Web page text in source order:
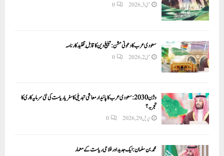
مئی 3, 2026 0
سعودی عرب کا دعوتی مشن: تبلیغ دین کا قابلِ تقلید کارنامہ
مئی 2, 2026 0
وژن 2030:سعودی عرب کا پائیدار معاشی تبدیلی کا سفر یا ریاست کی نئی سرمایہ کاری کا
تجربہ؟
اپریل 29, 2026 0
محمد بن سلمان: ایک جدید اور فلاحی ریاست کے معمار